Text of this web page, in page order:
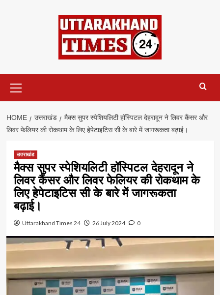
Menu
HOME उत्तराखंड
मैक्स सुपर स्पेशियलिटी हॉस्पिटल देहरादून ने लिवर कैंसर और
लिवर फेलियर की रोकथाम के लिए हेपेटाइटिस सी के बारे में जागरूकता बढ़ाई।
उत्तराखंड
मैक्स सुपर स्पेशियलिटी हॉस्पिटल देहरादून ने
लिवर कैंसर और लिवर फेलियर की रोकथाम के
लिए हेपेटाइटिस सी के बारे में जागरूकता
बढ़ाई।
Uttarakhand Times 24 26 July 2024 0